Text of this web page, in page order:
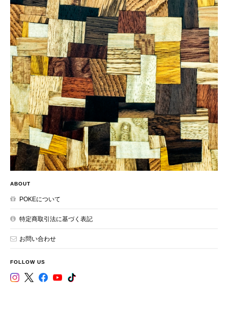
ABOUT
POKEについて
特定商取引法に基づく表記
お問い合わせ
FOLLOW US